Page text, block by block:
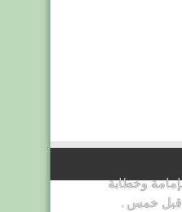
وخطابة
قبل خمس .